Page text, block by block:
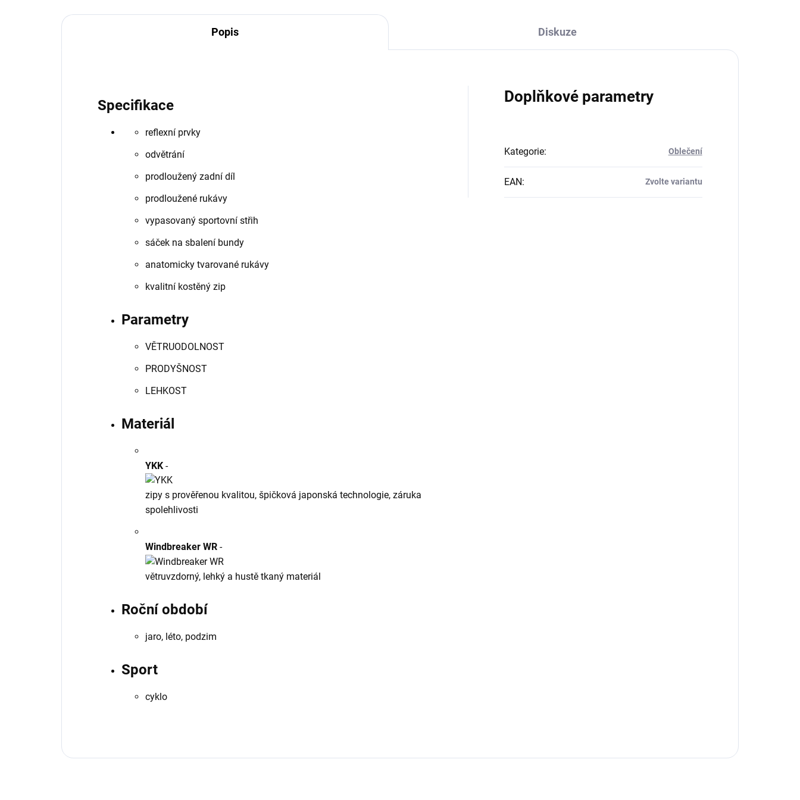
Popis Diskuze
Specifikace
reflexní prvky
odvětrání
prodloužený zadní díl
prodloužené rukávy
vypasovaný sportovní střih
sáček na sbalení bundy
anatomicky tvarované rukávy
kvalitní kostěný zip
Parametry
VĚTRUODOLNOST
PRODYŠNOST
LEHKOST
Materiál
YKK -
zipy s prověřenou kvalitou, špičková japonská technologie, záruka
spolehlivosti
Windbreaker WR -
větruvzdorný, lehký a hustě tkaný materiál
Roční období
jaro, léto, podzim
Sport
cyklo
Doplňkové parametry
Kategorie: Oblečení
EAN: Zvolte variantu